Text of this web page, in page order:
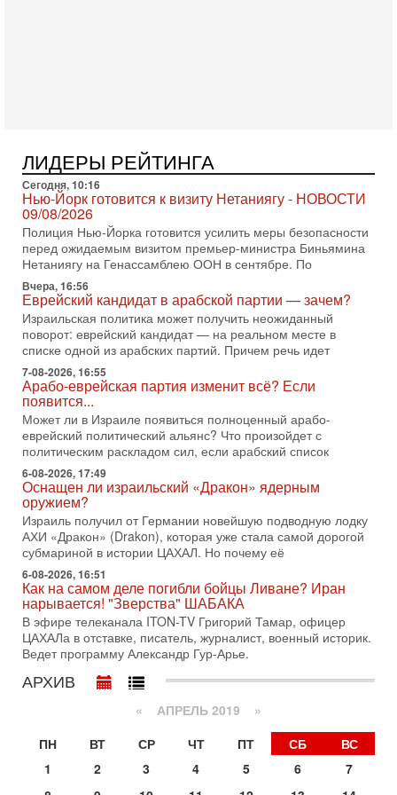
В этом выпуске мы разбираем одну из самых тревожных
тем израильской политики. Известно, что израильская
Служба общей безопасности (ШАБАК) создала
3-08-2026, 08:32
Трамп и Иран: последний шанс - НОВОСТИ
03/08/2026
Президент США Дональд Трамп объявил о возобновлении
переговоров с Ираном, но Тегеран пока не подтвердил
готовность к диалогу. По словам американского
2-08-2026, 08:42
Трамп отменил удар по Ирану - НОВОСТИ
02/08/2026
Президент США Дональд Трамп сегодня заявил об отмене
подготовленного удара по Ирану после обращений
Тегерана и других стран региона. По его словам,
1-08-2026, 17:50
«Русский голос» Израиля: кто заберет его на этот
раз?
Голоса русскоязычных репатриантов не раз кардинально
меняли политический ландшафт Израиля. Достаточно
вспомнить взлет партии «Исраэль ба-алия», когда
31-07-2026, 17:00
Тайны закрытых дверей: о чём на самом деле
молчат Трамп и Нетаньяху?
Недавний визит премьер-министра Израиля Биньямина
Нетаньяху в США и его встреча с Дональдом Трампом
оставили больше вопросов, чем ответов. Полная
31-07-2026, 15:18
Иран готовит покушение на Нетаниягу! Трамп не
В эфире телеканала ITON-TV СЕРГЕЙ МИГДАЛЬ, эксперт
по вопросам безопасности, офицер запаса
Международного управления полиции Израиля, автор
31-07-2026, 09:02
Битва за разоружение ХАМАСа - НОВОСТИ
31/07/2026
ЛИДЕРЫ РЕЙТИНГА
Сегодня, 10:16
Нью-Йорк готовится к визиту Нетаниягу - НОВОСТИ
09/08/2026
Полиция Нью-Йорка готовится усилить меры безопасности
перед ожидаемым визитом премьер-министра Биньямина
Нетаниягу на Генассамблею ООН в сентябре. По
Вчера, 16:56
Еврейский кандидат в арабской партии — зачем?
Израильская политика может получить неожиданный
поворот: еврейский кандидат — на реальном месте в
списке одной из арабских партий. Причем речь идет
7-08-2026, 16:55
Арабо-еврейская партия изменит всё? Если
появится...
Может ли в Израиле появиться полноценный арабо-
еврейский политический альянс? Что произойдет с
политическим раскладом сил, если арабский список
6-08-2026, 17:49
Оснащен ли израильский «Дракон» ядерным
оружием?
Израиль получил от Германии новейшую подводную лодку
АХИ «Дракон» (Drakon), которая уже стала самой дорогой
субмариной в истории ЦАХАЛ. Но почему её
6-08-2026, 16:51
Как на самом деле погибли бойцы Ливане? Иран
нарывается! "Зверства" ШАБАКА
В эфире телеканала ITON-TV Григорий Тамар, офицер
ЦАХАЛа в отставке, писатель, журналист, военный историк.
Ведет программу Александр Гур-Арье.
АРХИВ
« АПРЕЛЬ 2019 »
ПН
ВТ СР ЧТ ПТ СБ
ВС
1
2 3 4 5 6
7